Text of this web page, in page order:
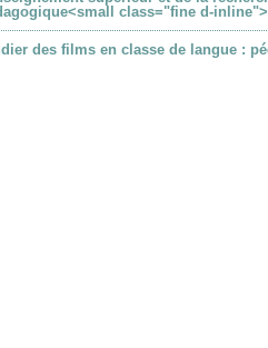
class="fine d-
des films en classe de langue :